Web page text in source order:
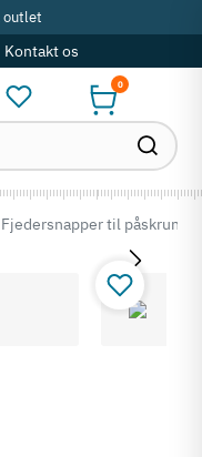
Kontakt os
0
Fjedersnapper til